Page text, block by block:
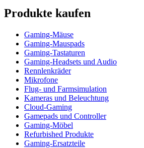
Produkte kaufen
Gaming-Mäuse
Gaming-Mauspads
Gaming-Tastaturen
Gaming-Headsets und Audio
Rennlenkräder
Mikrofone
Flug- und Farmsimulation
Kameras und Beleuchtung
Cloud-Gaming
Gamepads und Controller
Gaming-Möbel
Refurbished Produkte
Gaming-Ersatzteile